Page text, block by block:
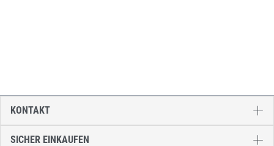
SICHER EINKAUFEN
KONTAKT